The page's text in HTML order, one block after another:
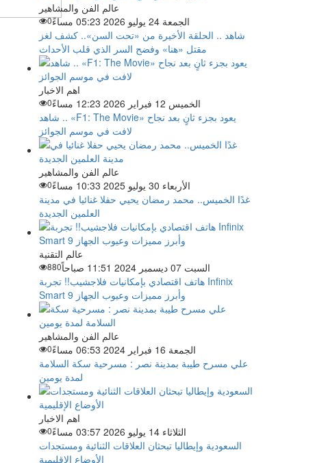
عالم الفن والمشاهير
الجمعة 24 يوليو 2026 05:23 مساءً
0
شاهد .. الحلقة الأخيرة من «تحت السن».. كشف لغز
مقتل «هنا» وفضح السر الذي قلب الأحداث
اهم الاخبار
الخميس 12 فبراير 2026 12:23 مساءً
0
شاهد .. «F1: The Movie» يعود بجزء ثانٍ بعد نجاح
لافت في موسم الجوائز
عالم الفن والمشاهير
الأربعاء 30 يوليو 2025 10:33 مساءً
0
غدًا الخميس.. محمد رمضان يحيي حفلا غنائيا في مدينة
العلمين الجديدة
عالم التقنية
السبت 07 ديسمبر 2024 11:51 صباحاً
880
هاتف اقتصادي بإمكانيات فلاجشيب!! تجربة Infinix
Smart 9 وأبرز مميزات وعيوب الجهاز
عالم الفن والمشاهير
الجمعة 16 فبراير 2024 06:53 مساءً
0
علي مسرح طيبة بمدينة نصر : مسرحية سكة السلامة
لمدة يومين
اهم الاخبار
الثلاثاء 14 يوليو 2026 03:57 مساءً
0
السعودية وإيطاليا تبحثان العلاقات الثنائية ومستجدات
الأوضاع الإقليمية